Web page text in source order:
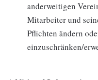
anderweitigen
Mitarbeiter und
Pflichten ändern
einzuschränken/